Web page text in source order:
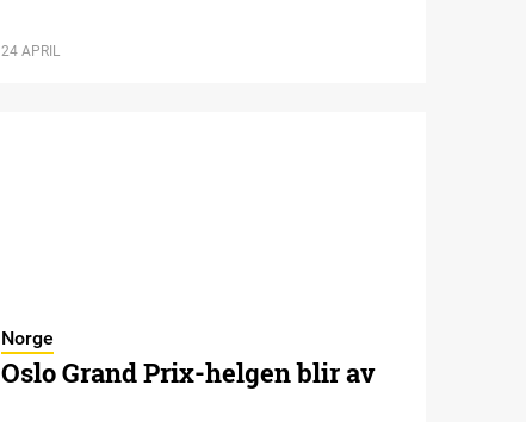
24 APRIL
Norge
Oslo Grand Prix-helgen blir av